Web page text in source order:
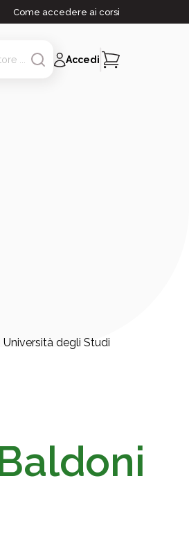
Come accedere ai corsi
Accedi
degli Studi